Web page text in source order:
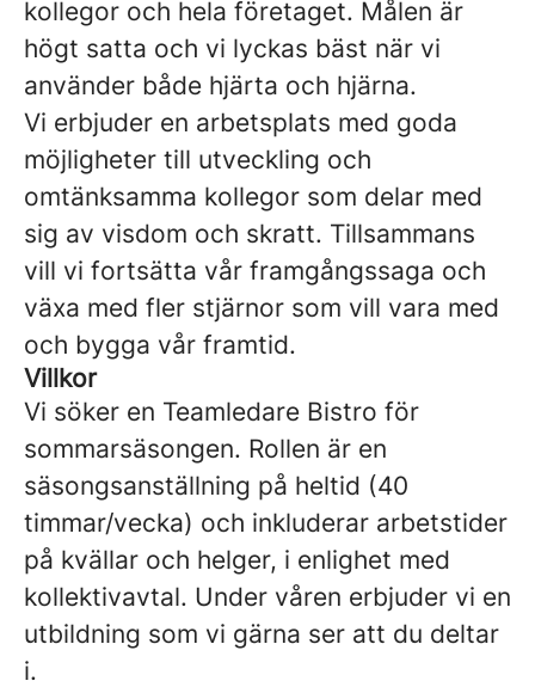
kollegor och hela företaget. Målen är
högt satta och vi lyckas bäst när vi
använder både hjärta och hjärna.
Vi erbjuder en arbetsplats med goda
möjligheter till utveckling och
omtänksamma kollegor som delar med
sig av visdom och skratt. Tillsammans
vill vi fortsätta vår framgångssaga och
växa med fler stjärnor som vill vara med
och bygga vår framtid.
Villkor
Vi söker en Teamledare Bistro för
sommarsäsongen. Rollen är en
säsongsanställning på heltid (40
timmar/vecka) och inkluderar arbetstider
på kvällar och helger, i enlighet med
kollektivavtal. Under våren erbjuder vi en
utbildning som vi gärna ser att du deltar
i.